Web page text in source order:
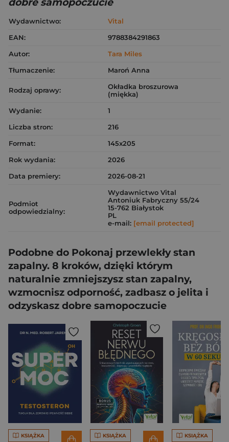
dobre samopoczucie
Wydawnictwo:
Vital
EAN:
9788384291863
Autor:
Tara Miles
Tłumaczenie:
Maroń Anna
Rodzaj oprawy:
Okładka broszurowa
(miękka)
Wydanie:
1
Liczba stron:
216
Format:
145x205
Rok wydania:
2026
Data premiery:
2026-08-21
Podmiot
odpowiedzialny:
Wydawnictwo Vital
Antoniuk Fabryczny 55/24
15-762 Białystok
PL
e-mail: [email protected]
Podobne do Pokonaj przewlekły stan
zapalny. 8 kroków, dzięki którym
naturalnie zmniejszysz stan zapalny,
wzmocnisz odporność, zadbasz o jelita i
odzyskasz dobre samopoczucie
KSIĄŻKA KSIĄŻKA KSIĄŻKA